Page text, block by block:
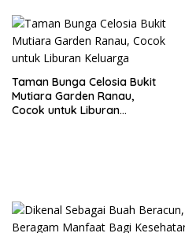
Taman Bunga Celosia Bukit
Mutiara Garden Ranau,
Cocok untuk Liburan